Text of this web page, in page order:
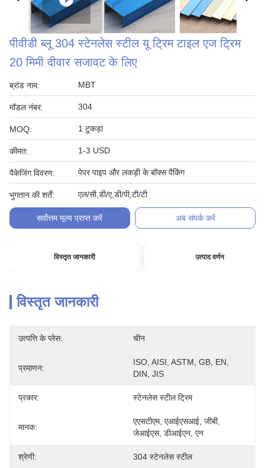
पीवीडी ब्लू 304 स्टेनलेस स्टील यू ट्रिम टाइल एज ट्रिम
20 मिमी दीवार सजावट के लिए
ब्रांड नाम: MBT
मॉडल नंबर: 304
MOQ: 1 टुकड़ा
कीमत: 1-3 USD
पैकेजिंग विवरण: पेपर पाइप और लकड़ी के बॉक्स पैकिंग
भुगतान की शर्तें: एल/सी,डी/ए,डी/पी,टी/टी
सर्वोत्तम मूल्य प्राप्त करें अब संपर्क करें
विस्तृत जानकारी उत्पाद वर्णन
विस्तृत जानकारी
उत्पत्ति के प्लेस: चीन
प्रमाणन:
ISO, AISI, ASTM, GB, EN,
DIN, JIS
प्रकार: स्टेनलेस स्टील ट्रिम
मानक:
एएसटीएम, एआईएसआई, जीबी,
जेआईएस, डीआईएन, एन
श्रेणी: 304 स्टेनलेस स्टील